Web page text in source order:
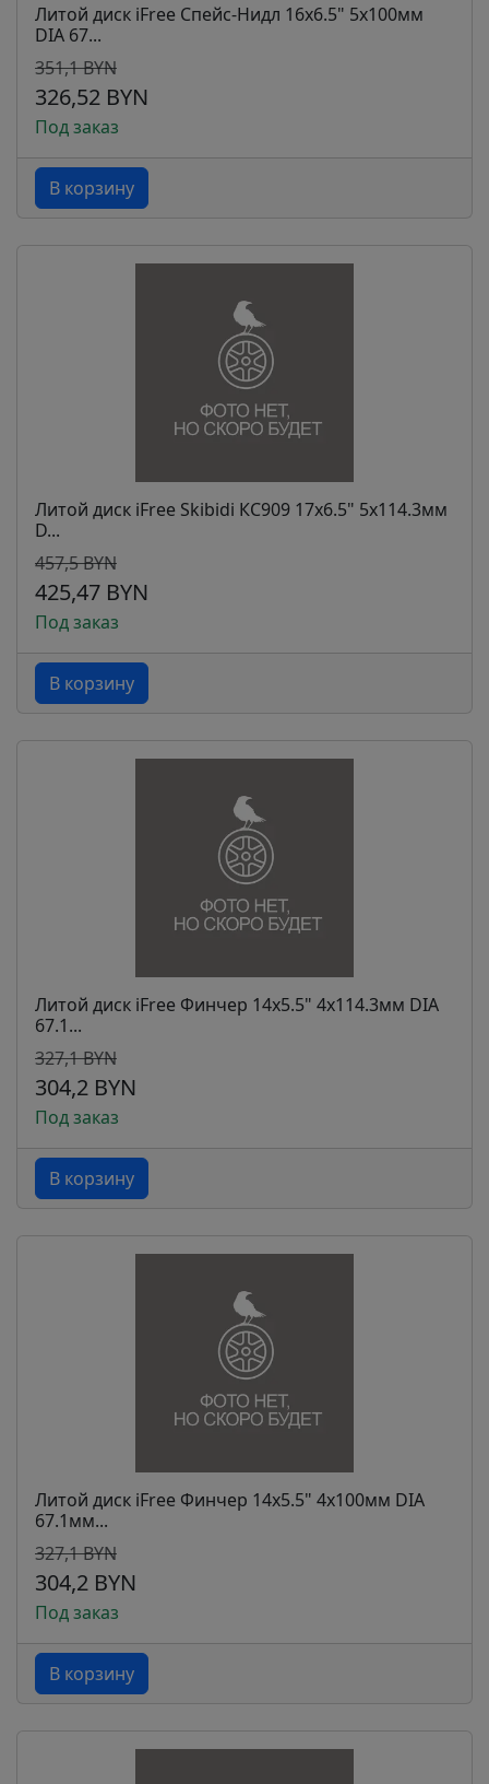
Литой диск iFree Спейс-Нидл 16x6.5" 5x100мм
DIA 67...
351,1 BYN
326,52 BYN
Под заказ
В корзину
Литой диск iFree Skibidi КС909 17x6.5" 5x114.3мм
D...
457,5 BYN
425,47 BYN
Под заказ
В корзину
Литой диск iFree Финчер 14x5.5" 4x114.3мм DIA
67.1...
327,1 BYN
304,2 BYN
Под заказ
В корзину
Литой диск iFree Финчер 14x5.5" 4x100мм DIA
67.1мм...
327,1 BYN
304,2 BYN
Под заказ
В корзину